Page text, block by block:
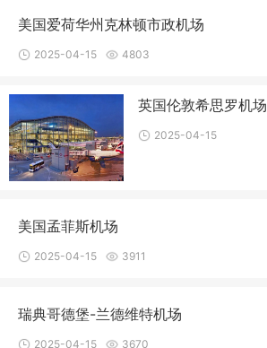
美国爱荷华州克林顿市政机场
2025-04-15 4803
英国伦敦希思罗机场
2025-04-15
美国孟菲斯机场
2025-04-15 3911
瑞典哥德堡-兰德维特机场
2025-04-15 3670